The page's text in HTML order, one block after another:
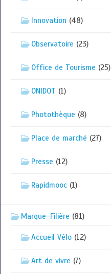
Innovation (48)
Observatoire (23)
Office de Tourisme (25)
ONIDOT (1)
Photothèque (8)
Place de marché (27)
Presse (12)
Rapidmooc (1)
Marque-Filière (81)
Accueil Vélo (12)
Art de vivre (7)